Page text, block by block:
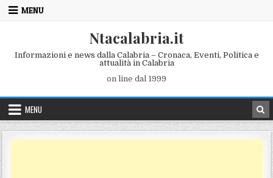
Skip to content
MENU
Ntacalabria.it
Informazioni e news dalla Calabria – Cronaca, Eventi, Politica e
attualità in Calabria
on line dal 1999
MENU